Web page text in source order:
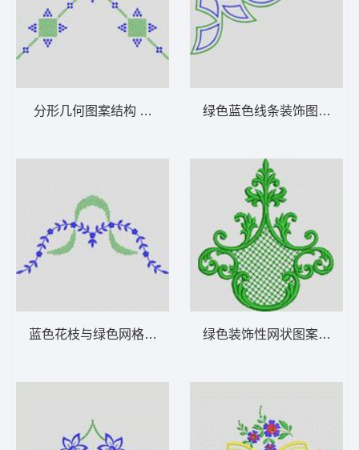
分形几何图案结构 植物花型
蓝色花枝与绿色网格装饰图案 植物花型
绿色蓝色线条装饰图案 植
绿色装饰性网状图案 植物